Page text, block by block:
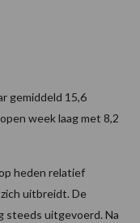
gemiddeld 15,6
week laag met 8,2
heden relatief
uitbreidt. De
steeds uitgevoerd. Na